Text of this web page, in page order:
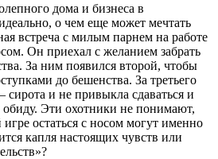
дома и бизнеса в
о чем еще может мечтать
встреча с милым парнем на работе
Он приехал с желанием забрать
За ним появился второй, чтобы
до бешенства. За третьего
и не привыкла сдаваться и
обиду. Эти охотники не понимают,
остаться с носом могут именно
капля настоящих чувств или